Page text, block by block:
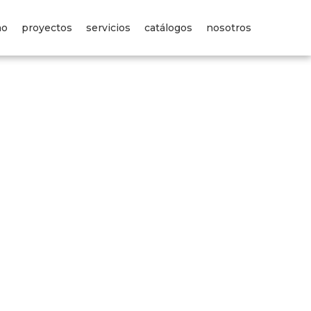
proyectos servicios catálogos nosotros